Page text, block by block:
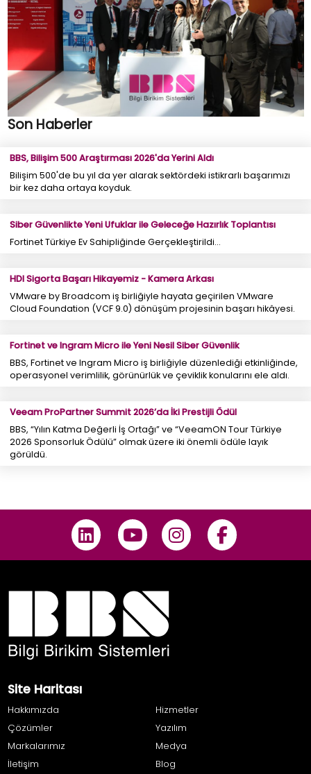
Son Haberler
BBS, Bilişim 500 Araştırması 2026'da Yerini Aldı
Bilişim 500'de bu yıl da yer alarak sektördeki istikrarlı başarımızı
bir kez daha ortaya koyduk.
Siber Güvenlikte Yeni Ufuklar ile Geleceğe Hazırlık Toplantısı
Fortinet Türkiye Ev Sahipliğinde Gerçekleştirildi...
HDI Sigorta Başarı Hikayemiz - Kamera Arkası
VMware by Broadcom iş birliğiyle hayata geçirilen VMware
Cloud Foundation (VCF 9.0) dönüşüm projesinin başarı hikâyesi.
Fortinet ve Ingram Micro ile Yeni Nesil Siber Güvenlik
BBS, Fortinet ve Ingram Micro iş birliğiyle düzenlediği etkinliğinde,
operasyonel verimlilik, görünürlük ve çeviklik konularını ele aldı.
Veeam ProPartner Summit 2026’da İki Prestijli Ödül
BBS, “Yılın Katma Değerli İş Ortağı” ve “VeeamON Tour Türkiye
2026 Sponsorluk Ödülü” olmak üzere iki önemli ödüle layık
görüldü.
Site Haritası
Hakkımızda
Hizmetler
Çözümler
Yazılım
Markalarımız
Medya
İletişim
Blog